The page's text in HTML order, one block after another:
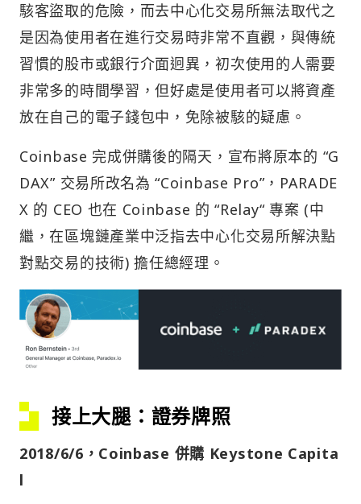
駭客盜取的危險，而去中心化交易所無法取代之
是因為使用者在進行交易時非常不直觀，與傳統
習慣的股市或銀行介面迥異，初次使用的人需要
非常多的時間學習，但好處是使用者可以將資產
放在自己的電子錢包中，免除被駭的疑慮。
Coinbase 完成併購後的隔天，宣布將原本的 “G
DAX” 交易所改名為 “Coinbase Pro”，PARADE
X 的 CEO 也在 Coinbase 的 “Relay“ 專案 (中
繼，在區塊鏈產業中泛指去中心化交易所解決點
對點交易的技術) 擔任總經理。
接上大腿：證券牌照
2018/6/6，Coinbase 併購 Keystone Capita
l